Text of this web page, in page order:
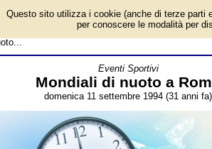
a Roma - Almanacco
dell'11 settembre, per la rubrica 'Eventi
i settimi campionati mondiali di nuoto. Alle
Eventi Sportivi
Mondiali di nuoto a
domenica 11 settembre 1994 (31 anni fa)
Questo sito utilizza i cookie (anche di terze parti
per conoscere le modalità per